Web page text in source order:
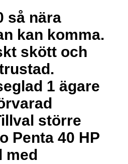
så nära
kan komma.
skött och
1 ägare
större
Penta 40 HP
med